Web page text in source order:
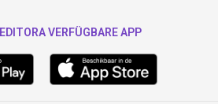
VERFÜGBARE APP